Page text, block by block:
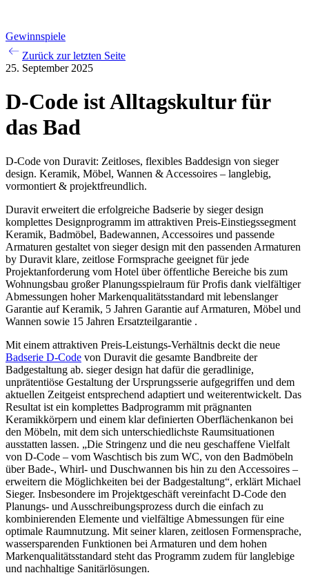
Gewinnspiele
Zurück zur letzten Seite
25. September 2025
D-Code ist Alltagskultur für
das Bad
D-Code von Duravit: Zeitloses, flexibles Baddesign von sieger
design. Keramik, Möbel, Wannen & Accessoires – langlebig,
vormontiert & projektfreundlich.
Duravit erweitert die erfolgreiche Badserie by sieger design
komplettes Designprogramm im attraktiven Preis-Einstiegssegment
Keramik, Badmöbel, Badewannen, Accessoires und passende
Armaturen gestaltet von sieger design mit den passenden Armaturen
by Duravit klare, zeitlose Formsprache geeignet für jede
Projektanforderung vom Hotel über öffentliche Bereiche bis zum
Wohnungsbau großer Planungsspielraum für Profis dank vielfältiger
Abmessungen hoher Markenqualitätsstandard mit lebenslanger
Garantie auf Keramik, 5 Jahren Garantie auf Armaturen, Möbel und
Wannen sowie 15 Jahren Ersatzteilgarantie .
Mit einem attraktiven Preis-Leistungs-Verhältnis deckt die neue
Badserie D-Code von Duravit die gesamte Bandbreite der
Badgestaltung ab. sieger design hat dafür die geradlinige,
unprätentiöse Gestaltung der Ursprungsserie aufgegriffen und dem
aktuellen Zeitgeist entsprechend adaptiert und weiterentwickelt. Das
Resultat ist ein komplettes Badprogramm mit prägnanten
Keramikkörpern und einem klar definierten Oberflächenkanon bei
den Möbeln, mit dem sich unterschiedlichste Raumsituationen
ausstatten lassen. „Die Stringenz und die neu geschaffene Vielfalt
von D-Code – vom Waschtisch bis zum WC, von den Badmöbeln
über Bade-, Whirl- und Duschwannen bis hin zu den Accessoires –
erweitern die Möglichkeiten bei der Badgestaltung“, erklärt Michael
Sieger. Insbesondere im Projektgeschäft vereinfacht D-Code den
Planungs- und Ausschreibungsprozess durch die einfach zu
kombinierenden Elemente und vielfältige Abmessungen für eine
optimale Raumnutzung. Mit seiner klaren, zeitlosen Formensprache,
wassersparenden Funktionen bei Armaturen und dem hohen
Markenqualitätsstandard steht das Programm zudem für langlebige
und nachhaltige Sanitärlösungen.